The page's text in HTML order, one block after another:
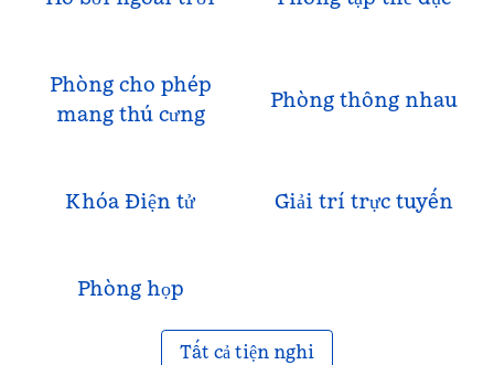
Phòng cho phép
mang thú cưng
Phòng thông nhau
Khóa Điện tử Giải trí trực tuyến
Phòng họp
Tất cả tiện nghi